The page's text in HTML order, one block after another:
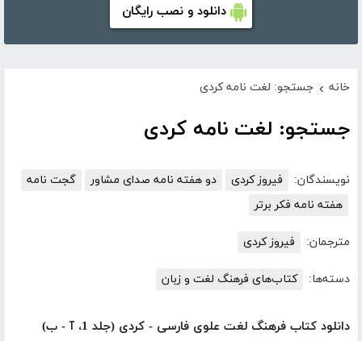
دانلود و نصب رایگان
خانه › جستجو: لغت نامه کردی
جستجو: لغت نامه کردی
نویسندگان: فیروز کردی دو هفته نامه صدای مشاور
گجت نامه
هفته نامه فکر برتر
مترجمان: فیروز کردی
دسته‌ها: کتاب‌های فرهنگ لغت و زبان
دانلود کتاب فرهنگ لغت علوی فارسی - کردی (جلد 1، آ - ب)